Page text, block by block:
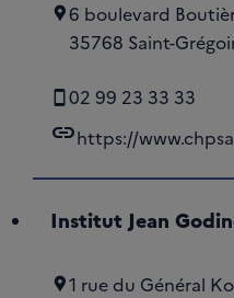
6 boulevard
35768 Saint-
02 99 23 33 33
linkhttps://
Institut Jean
1 rue du Général